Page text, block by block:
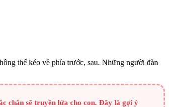
thể kéo về phía trước, sau. Những người đàn
chắn sẽ truyền lửa cho con. Đây là gợi ý